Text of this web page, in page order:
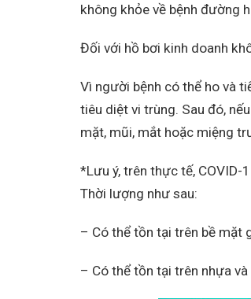
không khỏe về bệnh đường
Đối với hồ bơi kinh doanh
Vì người bệnh có thể ho và
tiêu diệt vi trùng. Sau đó,
mặt, mũi, mắt hoặc miệng
*Lưu ý, trên thực tế, COVID-
Thời lượng như sau:
– Có thể tồn tại trên bề mặt
– Có thể tồn tại trên nhựa